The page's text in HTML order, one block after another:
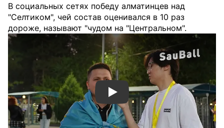
В социальных сетях победу алматинцев над
"Селтиком", чей состав оценивался в 10 раз
дороже, называют "чудом на "Центральном".
Смотреть видео YouTube